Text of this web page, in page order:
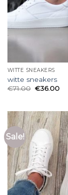
WITTE SNEAKERS
witte sneakers
€71.00 €36.00
Sale!